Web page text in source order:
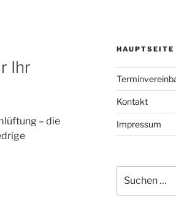
Ihr
– die
HAUPTSEITE
Kontakt
Impressum
nach: